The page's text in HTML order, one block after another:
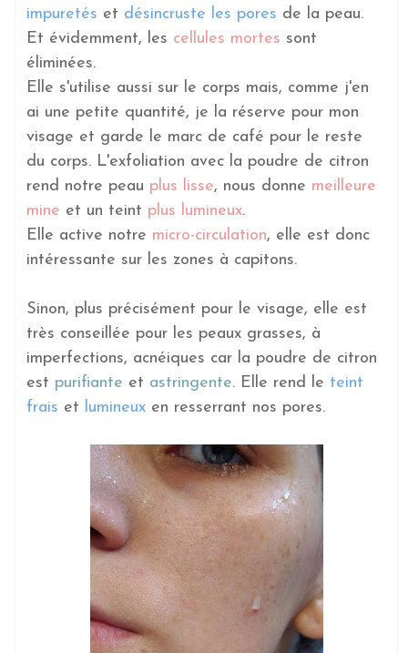
impuretés et désincruste les pores de la peau.
Et évidemment, les cellules mortes sont
éliminées.
Elle s'utilise aussi sur le corps mais, comme j'en
ai une petite quantité, je la réserve pour mon
visage et garde le marc de café pour le reste
du corps. L'exfoliation avec la poudre de citron
rend notre peau plus lisse, nous donne meilleure
mine et un teint plus lumineux.
Elle active notre micro-circulation, elle est donc
intéressante sur les zones à capitons.
Sinon, plus précisément pour le visage, elle est
très conseillée pour les peaux grasses, à
imperfections, acnéiques car la poudre de citron
est purifiante et astringente. Elle rend le teint
frais et lumineux en resserrant nos pores.